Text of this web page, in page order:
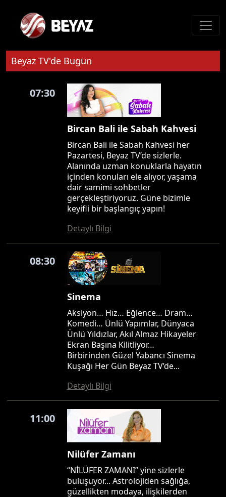
Beyaz TV'de Bugün
07:30
Bircan Bali ile Sabah Kahvesi
Bircan Bali ile Sabah Kahvesi her
Pazartesi, Beyaz TV’de sizlerle.
Alanında uzman konuklarla hayatın
içinden konuları ele alıyor, yaşama
dair samimi sohbetler
gerçekleştiriyoruz. Güne bizimle
keyifli bir başlangıç yapın!
Detaylı Bilgi
08:30
Sinema
Aksiyon… Hız… Eğlence… Dram…
Komedi… Ünlü Yapımlar, Dünyaca
Ünlü Yıldızlar, Akıl Almaz Hikayeler
Ekran Başına Kilitliyor…
Birbirinden Güzel Yabancı Sinema
Kuşağı Her Gün Beyaz TV’de...
Detaylı Bilgi
11:00
Nilüfer Zamanı
“NİLÜFER ZAMANI” yine sizlerle
buluşuyor... Astrolojiden sağlığa,
güzellikten modaya, ilişkilerden